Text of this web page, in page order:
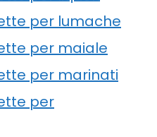
per lumache
per maiale
per marinati
per